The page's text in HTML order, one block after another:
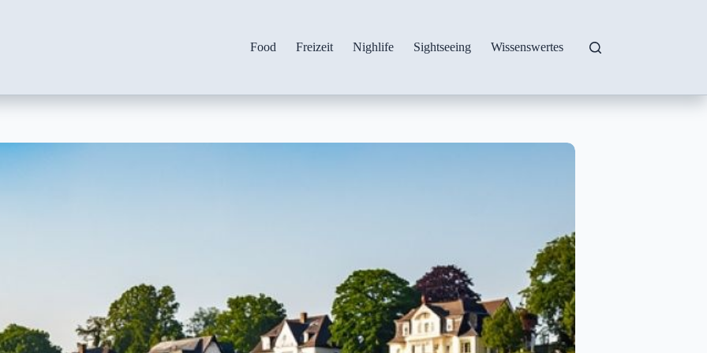
Food
Freizeit Nighlife Sightseeing Wissenswertes